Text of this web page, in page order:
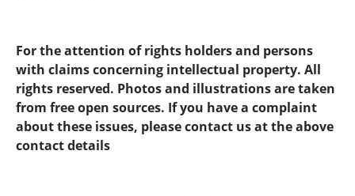
For the attention of rights holders and persons
with claims concerning intellectual property. All
rights reserved. Photos and illustrations are taken
from free open sources. If you have a complaint
about these issues, please contact us at the above
contact details